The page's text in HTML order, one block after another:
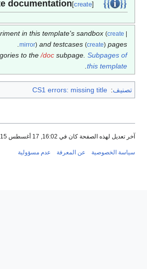
[create]
in this template's sandbox(create
mirror) and testcases(create) pages.
to the/doc subpage.Subpages of
this template
.
تصنيف:
CS1 errors: missing title
آخر تعديل لهذه الصفحة كان في 16:02, 17 أغسطس 2015.
سياسة الخصوصية عن المعرفة عدم مسؤولية